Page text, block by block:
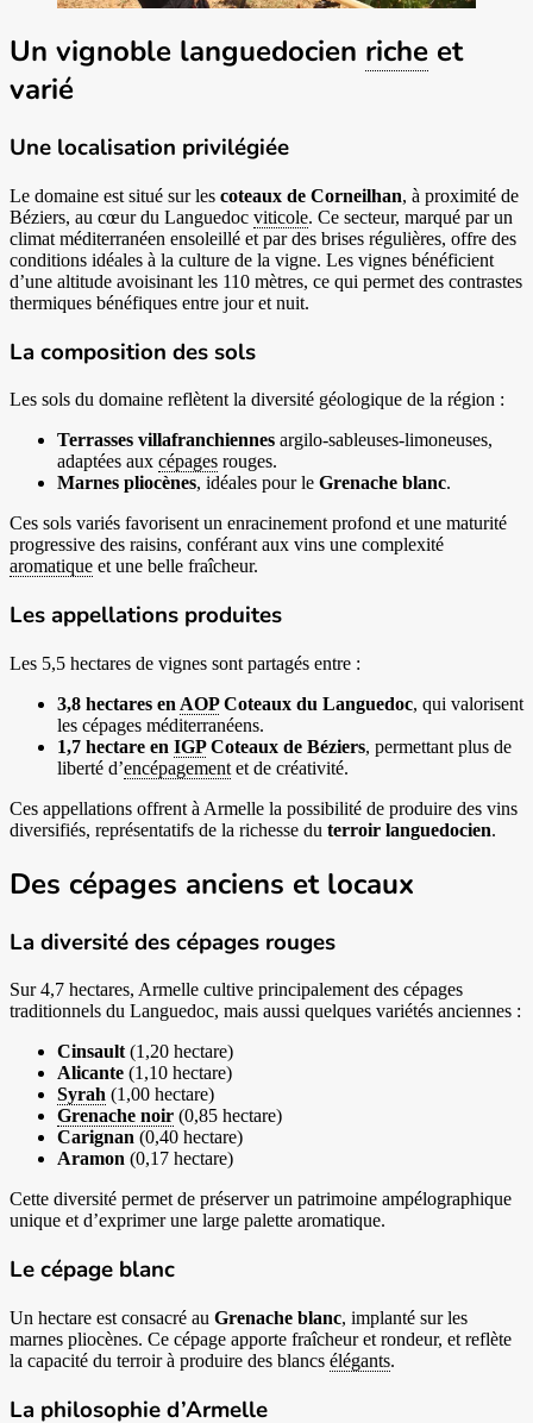
Un vignoble languedocien riche et
varié
Une localisation privilégiée
Le domaine est situé sur les coteaux de Corneilhan, à proximité de
Béziers, au cœur du Languedoc viticole. Ce secteur, marqué par un
climat méditerranéen ensoleillé et par des brises régulières, offre des
conditions idéales à la culture de la vigne. Les vignes bénéficient
d’une altitude avoisinant les 110 mètres, ce qui permet des contrastes
thermiques bénéfiques entre jour et nuit.
La composition des sols
Les sols du domaine reflètent la diversité géologique de la région :
Terrasses villafranchiennes argilo-sableuses-limoneuses,
adaptées aux cépages rouges.
Marnes pliocènes, idéales pour le Grenache blanc.
Ces sols variés favorisent un enracinement profond et une maturité
progressive des raisins, conférant aux vins une complexité
aromatique et une belle fraîcheur.
Les appellations produites
Les 5,5 hectares de vignes sont partagés entre :
3,8 hectares en AOPCoteaux du Languedoc, qui valorisent
les cépages méditerranéens.
1,7 hectare en IGPCoteaux de Béziers, permettant plus de
liberté d’encépagement et de créativité.
Ces appellations offrent à Armelle la possibilité de produire des vins
diversifiés, représentatifs de la richesse du terroir languedocien.
Des cépages anciens et locaux
La diversité des cépages rouges
Sur 4,7 hectares, Armelle cultive principalement des cépages
traditionnels du Languedoc, mais aussi quelques variétés anciennes :
Cinsault (1,20 hectare)
Alicante (1,10 hectare)
Syrah (1,00 hectare)
Grenache noir (0,85 hectare)
Carignan (0,40 hectare)
Aramon (0,17 hectare)
Cette diversité permet de préserver un patrimoine ampélographique
unique et d’exprimer une large palette aromatique.
Le cépage blanc
Un hectare est consacré au Grenache blanc, implanté sur les
marnes pliocènes. Ce cépage apporte fraîcheur et rondeur, et reflète
la capacité du terroir à produire des blancs élégants.
La philosophie d’Armelle